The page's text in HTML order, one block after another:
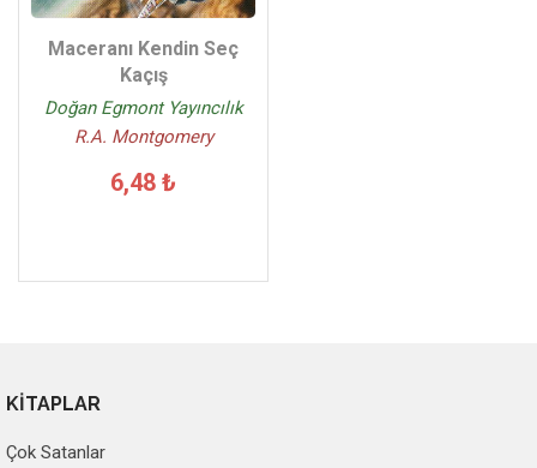
Maceranı Kendin Seç
Kaçış
Doğan Egmont Yayıncılık
R.A. Montgomery
6,48 ₺
KİTAPLAR
Çok Satanlar